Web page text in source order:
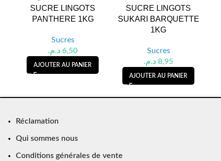
SUCRE LINGOTS
PANTHERE 1KG
Sucres
6,50 د.م.
AJOUTER AU PANIER
SUCRE LINGOTS
SUKARI BARQUETTE
1KG
Sucres
8,95 د.م.
AJOUTER AU PANIER
Réclamation
Qui sommes nous
Conditions générales de vente